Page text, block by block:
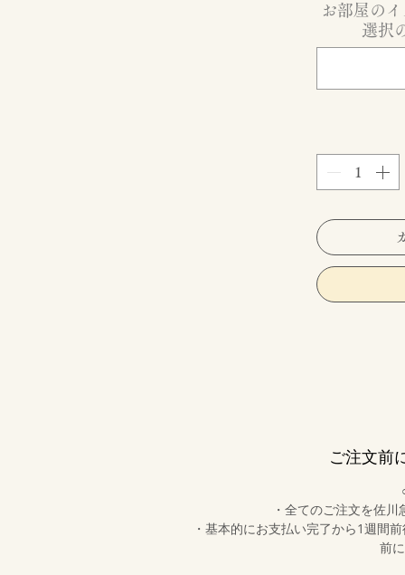
お部屋の
選択
ご注文前
・全てのご注文を佐
・基本的にお支払い完了から1週間
前